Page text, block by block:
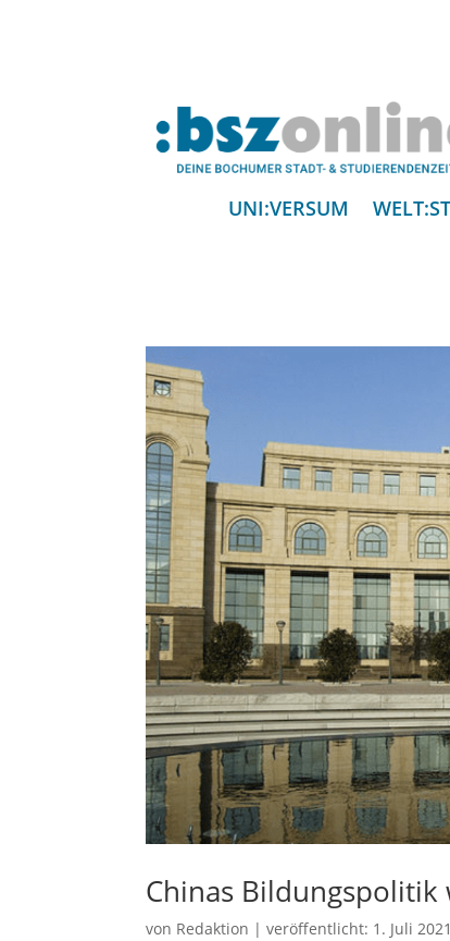
UNI:VERSUM
Chinas
von Redaktion |veröffentlicht: 1. Juli 2021